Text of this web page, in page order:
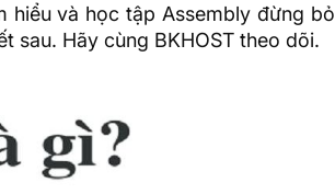
hiểu và học tập Assembly đừng bỏ
sau. Hãy cùng BKHOST theo dõi.